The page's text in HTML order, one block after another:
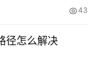
43
径怎么解决